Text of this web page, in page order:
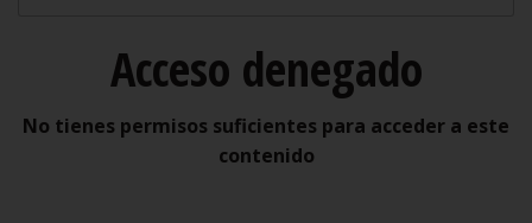
Acceso denegado
No tienes permisos suficientes para acceder a este
contenido